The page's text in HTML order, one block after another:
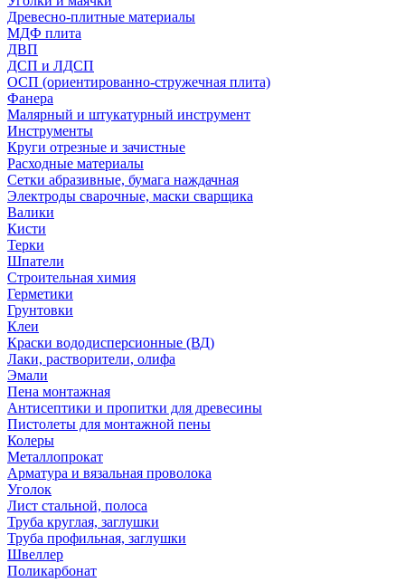
Древесно-плитные материалы
МДФ плита
ДВП
ДСП и ЛДСП
ОСП (ориентированно-стружечная плита)
Фанера
Малярный и штукатурный инструмент
Инструменты
Круги отрезные и зачистные
Расходные материалы
Сетки абразивные, бумага наждачная
Электроды сварочные, маски сварщика
Валики
Кисти
Терки
Шпатели
Строительная химия
Герметики
Грунтовки
Клеи
Краски вододисперсионные (ВД)
Лаки, растворители, олифа
Эмали
Пена монтажная
Антисептики и пропитки для древесины
Пистолеты для монтажной пены
Колеры
Металлопрокат
Арматура и вязальная проволока
Уголок
Лист стальной, полоса
Труба круглая, заглушки
Труба профильная, заглушки
Швеллер
Поликарбонат